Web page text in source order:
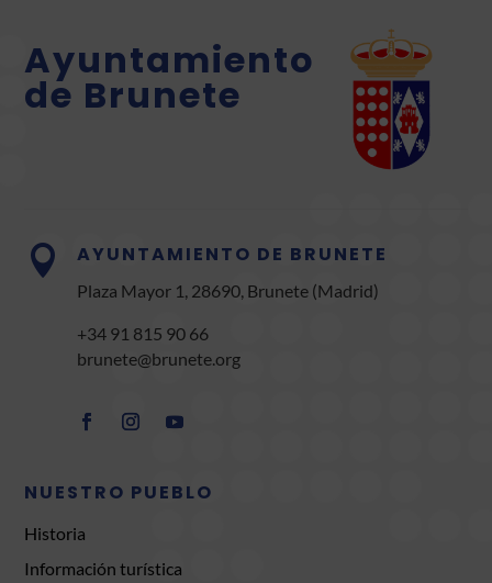
Ayuntamiento
de Brunete
 AYUNTAMIENTO DE BRUNETE
Plaza Mayor 1, 28690, Brunete (Madrid)
+34 91 815 90 66
brunete@brunete.org
NUESTRO PUEBLO
Historia
Información turística